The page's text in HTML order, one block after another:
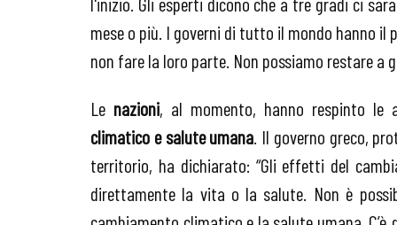
mese o più. I governi di tutto il mondo hanno
non fare la loro parte. Non possiamo restare a
Le nazioni, al momento, hanno respinto le
climatico e salute umana . Il governo greco,
territorio, ha dichiarato: “Gli effetti del
direttamente la vita o la salute. Non è